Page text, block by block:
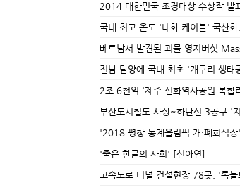
2014 대한민국 조경대상 수상작 발
국내 최고 온도 '내화 케이블' 국산
베트남서 발견된 괴물 영지버섯
전남 담양에 국내 최초 '개구리 생태
2조 6천억 '제주 신화역사공원 복합
부산도시철도 사상~하단선 3공구 '
'2018 평창 동계올림픽 개·폐회식
'죽은 한글의 사회' [신아연]
고속도로 터널 건설현장 78곳, '록